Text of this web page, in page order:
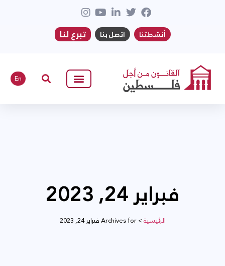
أنشطتنا اتصل بنا تبرع لنا
En
فبراير 24, 2023
الرئيسية>Archives for فبراير 24, 2023